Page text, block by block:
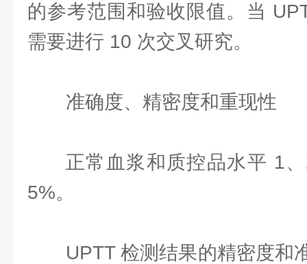
的参考范围和验收限值。当
需要进行 10 次交叉研究。
准确度、精密度和重现性
正常血浆和质控品水平 1
5%。
UPTT 检测结果的精密度和